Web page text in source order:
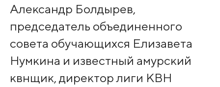
Александр Болдырев,
председатель объединенного
совета обучающихся Елизавета
Нумкина и известный амурский
квнщик, директор лиги КВН